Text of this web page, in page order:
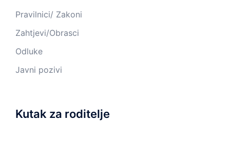
Pravilnici/ Zakoni
Zahtjevi/Obrasci
Odluke
Javni pozivi
Kutak za roditelje